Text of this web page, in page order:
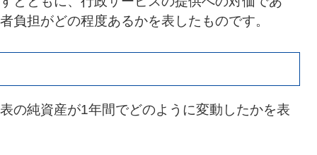
負担がどの程度あるかを表したものです。
の純資産が1年間でどのように変動したかを表